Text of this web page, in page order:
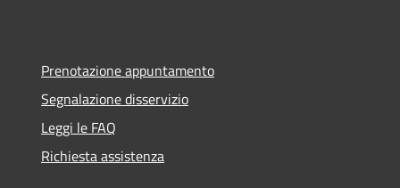
Prenotazione appuntamento
Segnalazione disservizio
Leggi le FAQ
Richiesta assistenza